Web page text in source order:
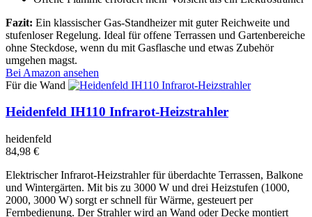
Fazit: Ein klassischer Gas-Standheizer mit guter Reichweite und
stufenloser Regelung. Ideal für offene Terrassen und Gartenbereiche
ohne Steckdose, wenn du mit Gasflasche und etwas Zubehör
umgehen magst.
Bei Amazon ansehen
Für die Wand
Heidenfeld IH110 Infrarot-Heizstrahler
heidenfeld
84,98 €
Elektrischer Infrarot-Heizstrahler für überdachte Terrassen, Balkone
und Wintergärten. Mit bis zu 3000 W und drei Heizstufen (1000,
2000, 3000 W) sorgt er schnell für Wärme, gesteuert per
Fernbedienung. Der Strahler wird an Wand oder Decke montiert